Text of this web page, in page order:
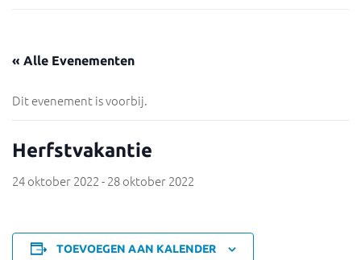
« Alle Evenementen
Dit evenement is voorbij.
Herfstvakantie
24 oktober 2022-28 oktober 2022
TOEVOEGEN AAN KALENDER